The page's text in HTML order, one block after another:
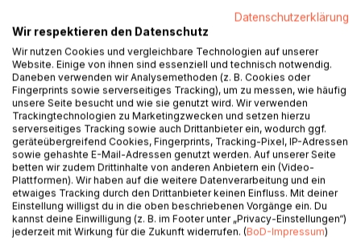
BESCHREIBUNG
Wenn Sie abnehmen oder sich einfach nur gesund ernähren
möchten, ist der Verzehr frischer Lebensmittel für einen
Gewichtsverlustplan unerlässlich. Der Verzehr von frischem
Obst und Gemüse trägt auch dazu bei, dass Haare, Haut
und Zähne attraktiv und gesund bleiben. Und wenn man
darüber nachdenkt, sind Obst und Gemüse das
ursprüngliche Essen zum Mitnehmen. E s ist einfach, nach
einer Orange, einem Apfel, einer Banane, einer Weintraube
zu greifen oder schnell ein paar Gemüse für einen Salat
Datenschutzerklärung
Wir respektieren den Datenschutz
Wir nutzen Cookies und vergleichbare Technologien auf unserer
Website. Einige von ihnen sind essenziell und technisch notwendig.
Daneben verwenden wir Analysemethoden (z. B. Cookies oder
Fingerprints sowie serverseitiges Tracking), um zu messen, wie häufig
unsere Seite besucht und wie sie genutzt wird. Wir verwenden
Trackingtechnologien zu Marketingzwecken und setzen hierzu
serverseitiges Tracking sowie auch Drittanbieter ein, wodurch ggf.
geräteübergreifend Cookies, Fingerprints, Tracking-Pixel, IP-Adressen
sowie gehashte E-Mail-Adressen genutzt werden. Auf unserer Seite
betten wir zudem Drittinhalte von anderen Anbietern ein (Video-
Plattformen). Wir haben auf die weitere Datenverarbeitung und ein
etwaiges Tracking durch den Drittanbieter keinen Einfluss. Mit deiner
Einstellung willigst du in die oben beschriebenen Vorgänge ein. Du
kannst deine Einwilligung (z. B. im Footer unter „Privacy-Einstellungen“)
jederzeit mit Wirkung für die Zukunft widerrufen. (BoD-Impressum)